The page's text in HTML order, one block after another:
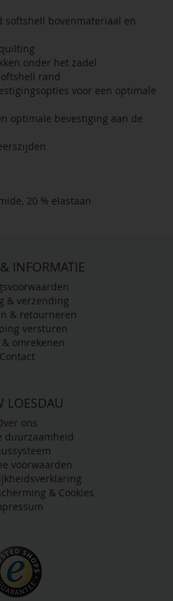
softshell bovenmateriaal en
onder het zadel
rand
voor een optimale
optimale bevestiging aan de
20 % elastaan
INFORMATIE
& verzending
& retourneren
versturen
omrekenen
Contact
LOESDAU
ons
duurzaamheid
voorwaarden
& Cookies